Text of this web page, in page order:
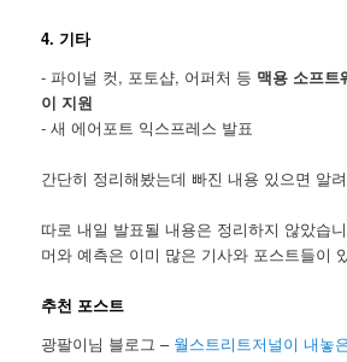
4. 기타
- 파이널 컷, 포토샵, 어퍼처 등 맥용 소프트
이 지원
- 새 에어포트 익스프레스 발표
간단히 정리해봤는데 빠진 내용 있으면 알
따로 내일 발표될 내용은 정리하지 않았습
머와 예측은 이미 많은 기사와 포스트들이
추천 포스트
광팔이님 블로그 – 월스트리트저널이 내놓